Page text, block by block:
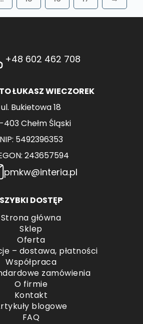
+48 602 462 708
ŁUKASZ WIECZOREK
ul. Bukietowa 18
403 Chełm Śląski
NIP: 5492396353
243657594
pmkw@interia.pl
SZYBKI DOSTĘP
Strona główna
Sklep
Oferta
– dostawa, płatności
Współpraca
zamówienia
O firmie
Kontakt
blogowe
FAQ